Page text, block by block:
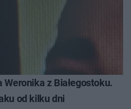
Weronika z Białegostoku.
od kilku dni